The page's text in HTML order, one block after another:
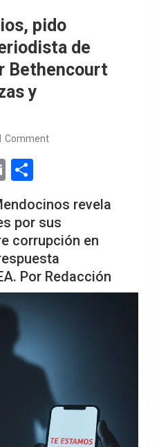
pido
de
Bethencourt
y
Comment
E
m
ail
h
ar
e
revela
por sus
corrupción en
Por Redacción